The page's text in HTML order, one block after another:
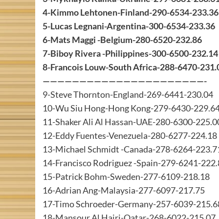
4-Kimmo Lehtonen-Finland-290-6534-233.36
5-Lucas Legnani-Argentina-300-6534-233.36
6-Mats Maggi -Belgium-280-6520-232.86
7-Biboy Rivera -Philippines-300-6500-232.14
8-Francois Louw-South Africa-288-6470-
——————————————————————-
9-Steve Thornton-England-269-6441-230.04
10-Wu Siu Hong-Hong Kong-279-6430-
11-Shaker Ali Al Hassan-UAE-280-6300-
12-Eddy Fuentes-Venezuela-280-6277-224.18
13-Michael Schmidt -Canada-278-6264-
14-Francisco Rodriguez -Spain-279-6241-
15-Patrick Bohm-Sweden-277-6109-218.18
16-Adrian Ang-Malaysia-277-6097-217.75
17-Timo Schroeder-Germany-257-6039-